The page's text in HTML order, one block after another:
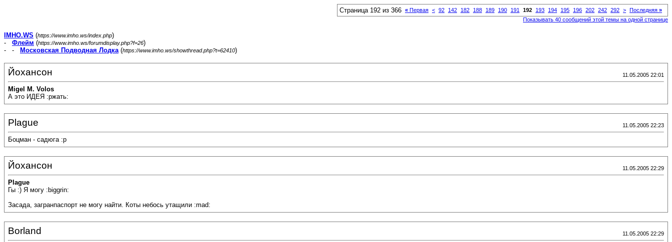
Страница 192 из 366 « Первая < 92 142 182 188 189 190 191 192 193 194 195 196 202 242 292 > Последняя »
Показывать 40 сообщений этой темы на одной странице
IMHO.WS (https://www.imho.ws/index.php)
- Флейм (https://www.imho.ws/forumdisplay.php?f=26)
- -
Московская Подводная Лодка(https://www.imho.ws/showthread.php?t=62410)
Йохансон 11.05.2005 22:01
Migel M. Volos
А это ИДЕЯ :ржать:
Plague 11.05.2005 22:23
Боцман - садюга :p
Йохансон 11.05.2005 22:29
Plague
Гы :) Я могу :biggrin:
Засада, загранпаспорт не могу найти. Коты небось утащили :mad:
Borland 11.05.2005 22:29